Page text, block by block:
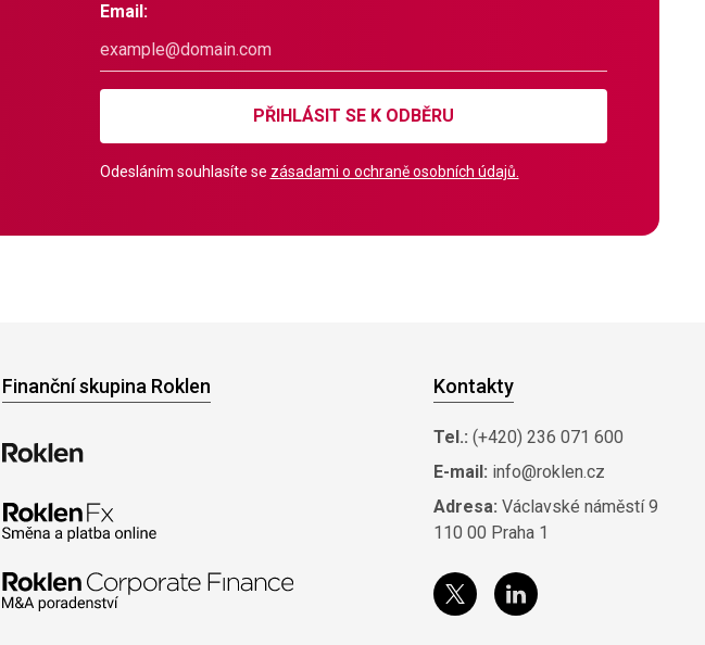
Email:
PŘIHLÁSIT SE K ODBĚRU
Odesláním souhlasíte se zásadami o ochraně osobních údajů.
Finanční skupina Roklen Kontakty
Tel.: (+420) 236 071 600
E-mail: info@roklen.cz
Adresa: Václavské náměstí 9
110 00 Praha 1